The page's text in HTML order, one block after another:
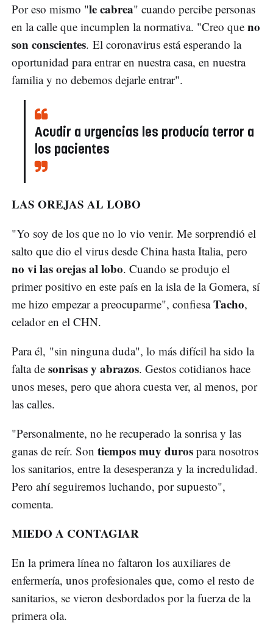
Por eso mismo "le cabrea" cuando percibe personas
en la calle que incumplen la normativa. "Creo que no
son conscientes. El coronavirus está esperando la
oportunidad para entrar en nuestra casa, en nuestra
familia y no debemos dejarle entrar".
Acudir a urgencias les producía terror a
los pacientes
LAS OREJAS AL LOBO
"Yo soy de los que no lo vio venir. Me sorprendió el
salto que dio el virus desde China hasta Italia, pero
no vi las orejas al lobo. Cuando se produjo el
primer positivo en este país en la isla de la Gomera, sí
me hizo empezar a preocuparme", confiesaTacho,
celador en el CHN.
Para él, "sin ninguna duda", lo más difícil ha sido la
falta de sonrisas y abrazos. Gestos cotidianos hace
unos meses, pero que ahora cuesta ver, al menos, por
las calles.
"Personalmente, no he recuperado la sonrisa y las
ganas de reír. Son tiempos muy duros para nosotros
los sanitarios, entre la desesperanza y la incredulidad.
Pero ahí seguiremos luchando, por supuesto",
comenta.
MIEDO A CONTAGIAR
En la primera línea no faltaron los auxiliares de
enfermería, unos profesionales que, como el resto de
sanitarios, se vieron desbordados por la fuerza de la
primera ola.